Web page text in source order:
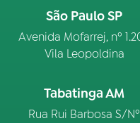
São Paulo SP
Avenida Mofarrej, nº
Vila Leopoldina
Tabatinga AM
Rua Rui Barbosa S/Nº